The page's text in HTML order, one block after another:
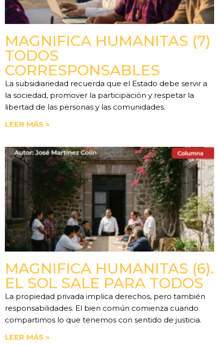
MAGNIFICA HUMANITAS (7)
TODOS
CORRESPONSABLES
La subsidiariedad recuerda que el Estado debe servir a
la sociedad, promover la participación y respetar la
libertad de las personas y las comunidades.
LEER MÁS »
MAGNIFICA HUMANITAS (6).
EL SOL SALE PARA TODOS
La propiedad privada implica derechos, pero también
responsabilidades. El bien común comienza cuando
compartimos lo que tenemos con sentido de justicia.
LEER MÁS »